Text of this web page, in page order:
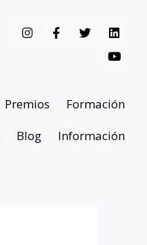
Premios
Formación
Blog Información